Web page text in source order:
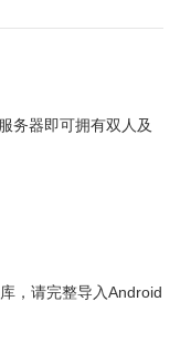
务器即可拥有双人及
，请完整导入Android